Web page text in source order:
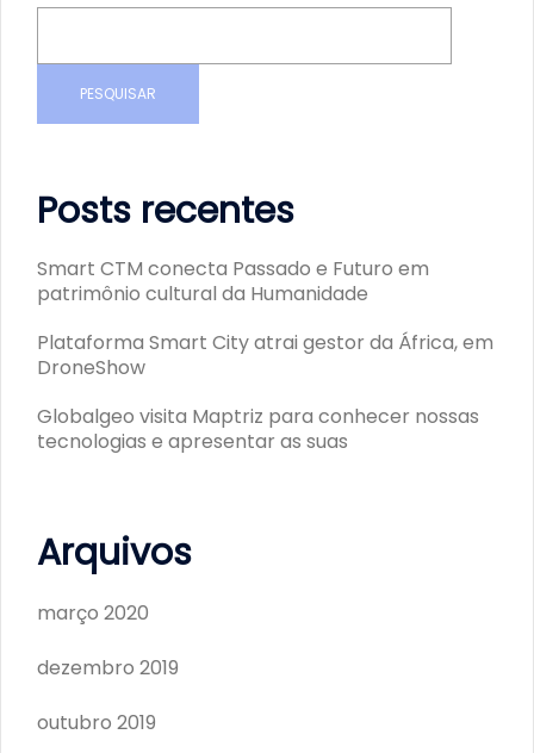
PESQUISAR
Posts recentes
Smart CTM conecta Passado e Futuro em
patrimônio cultural da Humanidade
Plataforma Smart City atrai gestor da África, em
DroneShow
Globalgeo visita Maptriz para conhecer nossas
tecnologias e apresentar as suas
Arquivos
março 2020
dezembro 2019
outubro 2019